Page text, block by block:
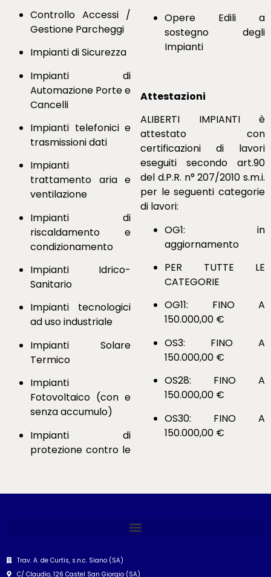
Controllo Accessi /
Gestione Parcheggi
Impianti di Sicurezza
Impianti di
Automazione Porte e
Cancelli
Impianti telefonici e
trasmissioni dati
Impianti
trattamento aria e
ventilazione
Impianti di
riscaldamento e
condizionamento
Impianti Idrico-
Sanitario
Impianti tecnologici
ad uso industriale
Impianti Solare
Termico
Impianti
Fotovoltaico (con e
senza accumulo)
Impianti di
protezione contro le
Opere Edili a
sostegno degli
Impianti
Attestazioni
ALIBERTI IMPIANTI è
attestato con
certificazioni di lavori
eseguiti secondo art.90
del d.P.R. n° 207/2010 s.m.i.
per le seguenti categorie
di lavori:
OG1: in
aggiornamento
PER TUTTE LE
CATEGORIE
OG11: FINO A
150.000,00 €
OS3: FINO A
150.000,00 €
OS28: FINO A
150.000,00 €
OS30: FINO A
150.000,00 €
Trav. A. de Curtis, s.n.c. Siano (SA)
C/ Claudio, 126 Castel San Giorgio (SA)